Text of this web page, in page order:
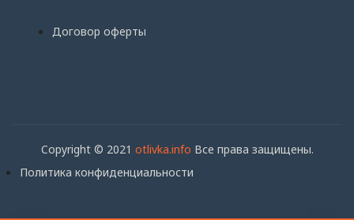
Договор оферты
Copyright © 2021 otlivka.info Все права защищены.
Политика конфиденциальности